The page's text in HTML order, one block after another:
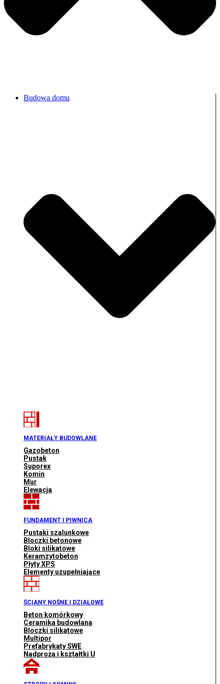
Budowa domu
MATERIAŁY BUDOWLANE
Gazobeton
Pustak
Suporex
Komin
Mur
Elewacja
FUNDAMENT I PIWNICA
Pustaki szalunkowe
Bloczki betonowe
Bloki silikatowe
Keramzytobeton
Płyty XPS
Elementy uzupełniające
ŚCIANY NOŚNE I DZIAŁOWE
Beton komórkowy
Ceramika budowlana
Bloczki silikatowe
Multipor
Prefabrykaty SWE
Nadproża i kształtki U